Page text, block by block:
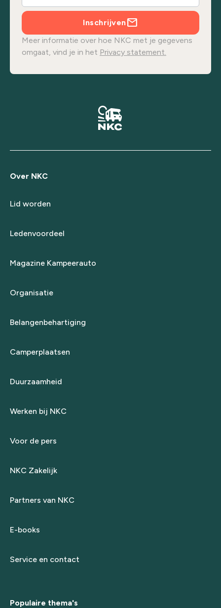
Inschrijven
Meer informatie over hoe NKC met je gegevens
omgaat, vind je in het Privacy statement.
Over NKC
Lid worden
Ledenvoordeel
Magazine Kampeerauto
Organisatie
Belangenbehartiging
Camperplaatsen
Duurzaamheid
Werken bij NKC
Voor de pers
NKC Zakelijk
Partners van NKC
E-books
Service en contact
Populaire thema's